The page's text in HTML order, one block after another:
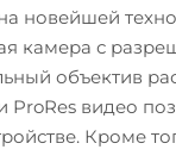
новейшей
камера с
объектив
видео
Кроме